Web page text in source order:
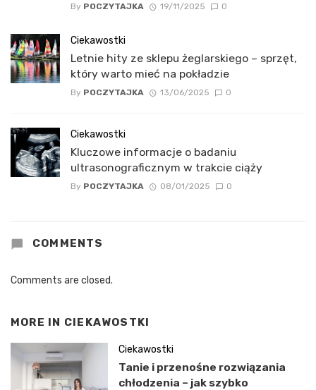
By POCZYTAJKA 19/11/2025 0
Ciekawostki
Letnie hity ze sklepu żeglarskiego – sprzęt,
który warto mieć na pokładzie
By POCZYTAJKA 13/06/2025 0
Ciekawostki
Kluczowe informacje o badaniu
ultrasonograficznym w trakcie ciąży
By POCZYTAJKA 08/01/2025 0
COMMENTS
Comments are closed.
MORE IN CIEKAWOSTKI
Ciekawostki
Tanie i przenośne rozwiązania
chłodzenia – jak szybko